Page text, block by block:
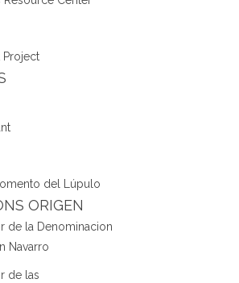
Project
del Lúpulo
ORIGEN
de la Denominacion
Navarro
de las